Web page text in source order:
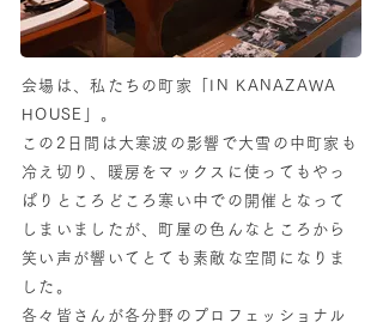
会場は、私たちの町家「IN KANAZAWA
HOUSE」。
この2日間は大寒波の影響で大雪の中町家も
冷え切り、暖房をマックスに使ってもやっ
ぱりところどころ寒い中での開催となって
しまいましたが、町屋の色んなところから
笑い声が響いてとても素敵な空間になりま
した。
各々皆さんが各分野のプロフェッショナル